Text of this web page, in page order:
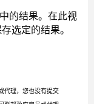
的结果。在此视
选定的结果。
代理，您也没有提交